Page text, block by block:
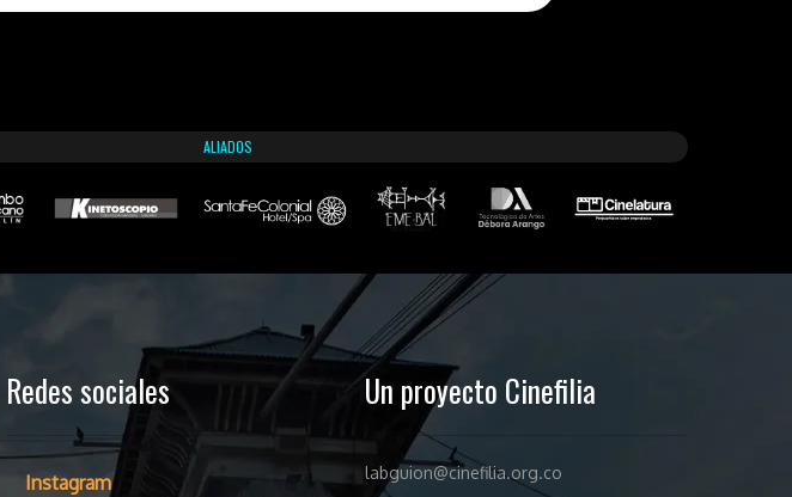
ALIADOS
Redes sociales
Instagram
Un proyecto Cinefilia
labguion@cinefilia.org.co